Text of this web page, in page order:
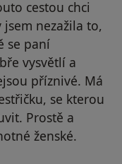
cestou chci
nezažila to,
se paní
vysvětlí a
příznivé. Má
se kterou
Prostě a
ženské.